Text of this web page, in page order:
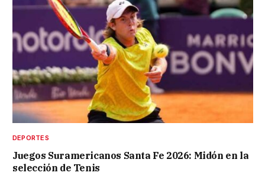
DEPORTES
Juegos Suramericanos Santa Fe 2026: Midón en la
selección de Tenis